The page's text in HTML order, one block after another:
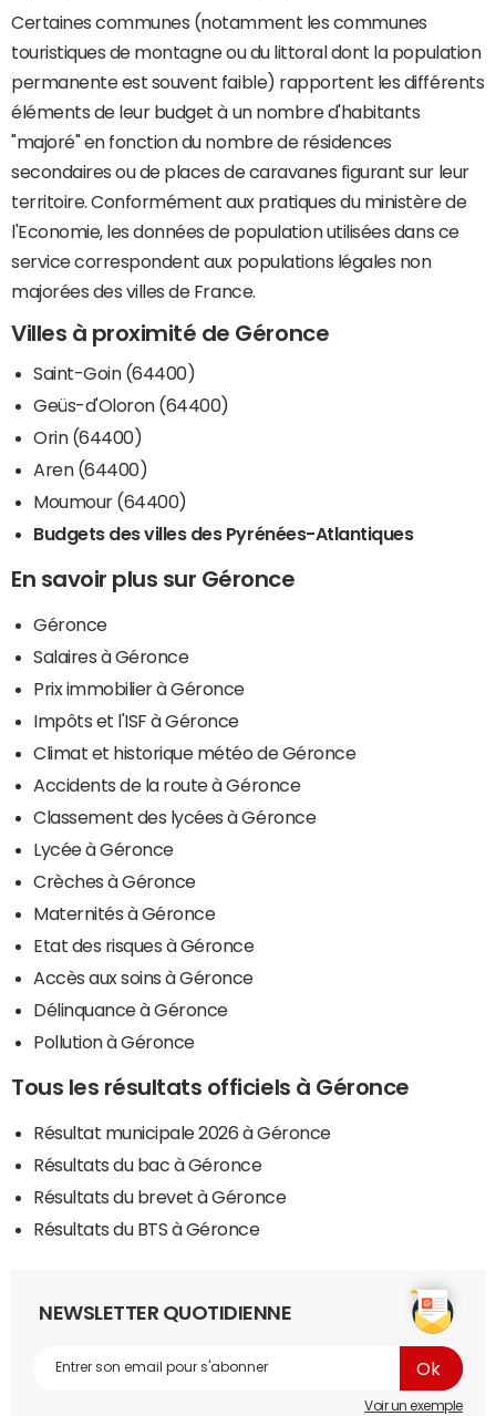
Certaines communes (notamment les communes
touristiques de montagne ou du littoral dont la population
permanente est souvent faible) rapportent les différents
éléments de leur budget à un nombre d'habitants
"majoré" en fonction du nombre de résidences
secondaires ou de places de caravanes figurant sur leur
territoire. Conformément aux pratiques du ministère de
l'Economie, les données de population utilisées dans ce
service correspondent aux populations légales non
majorées des villes de France.
Villes à proximité de Géronce
Saint-Goin (64400)
Geüs-d'Oloron (64400)
Orin (64400)
Aren (64400)
Moumour (64400)
Budgets des villes des Pyrénées-Atlantiques
En savoir plus sur Géronce
Géronce
Salaires à Géronce
Prix immobilier à Géronce
Impôts et l'ISF à Géronce
Climat et historique météo de Géronce
Accidents de la route à Géronce
Classement des lycées à Géronce
Lycée à Géronce
Crèches à Géronce
Maternités à Géronce
Etat des risques à Géronce
Accès aux soins à Géronce
Délinquance à Géronce
Pollution à Géronce
Tous les résultats officiels à Géronce
Résultat municipale 2026 à Géronce
Résultats du bac à Géronce
Résultats du brevet à Géronce
Résultats du BTS à Géronce
NEWSLETTER QUOTIDIENNE
Voir un exemple